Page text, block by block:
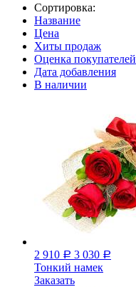
Сортировка:
Название
Цена
Хиты продаж
Оценка покупателей
Дата добавления
В наличии
2 910 Р 3 030 Р
Тонкий намек
Заказать